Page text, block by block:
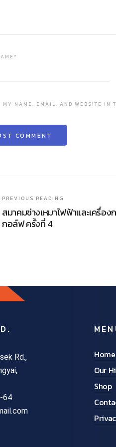
MY NAME, EMAIL, AND WEBSITE IN
PREVIOUS READING
สมาคมช่างเหมาไฟฟ้าและเครื่อ
กอล์ฟ ครั้งที่ 4
Rd.,
64
Home
Our
Shop